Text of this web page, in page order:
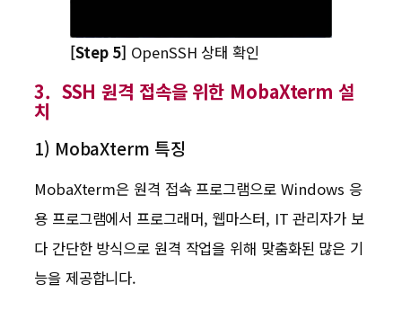
[Step 5] OpenSSH 상태 확인
3. SSH 원격 접속을 위한 MobaXterm 설
치
1) MobaXterm 특징
MobaXterm은 원격 접속 프로그램으로 Windows 응
용 프로그램에서 프로그래머, 웹마스터, IT 관리자가 보
다 간단한 방식으로 원격 작업을 위해 맞춤화된 많은 기
능을 제공합니다.